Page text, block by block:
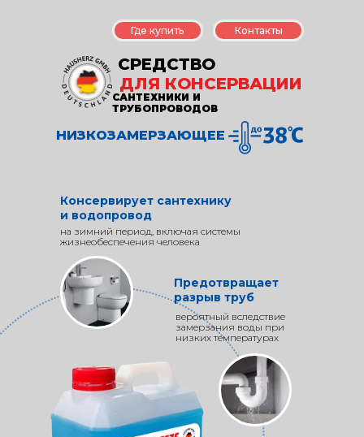
ДЛЯ КОНСЕРВАЦИИ
СРЕДСТВО
САНТЕХНИКИ И
ТРУБОПРОВОДОВ
НИЗКОЗАМЕРЗАЮЩЕЕ
Где купить Контакты
Консервирует сантехнику
и водопровод
на зимний период, включая системы
жизнеобеспечения человека
Предотвращает
разрыв труб
вероятный вследствие
замерзания воды при
низких температурах